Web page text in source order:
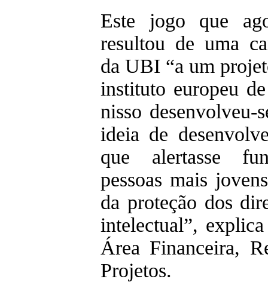
Este jogo que
resultou de uma
da UBI “a um
instituto europeu
nisso
ideia de
que alertasse
pessoas mais
da proteção dos
intelectual”,
Área Financeira,
Projetos.